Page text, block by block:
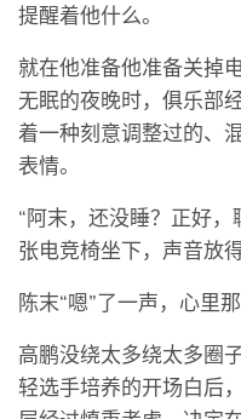
提醒着他什么。
就在他准备他准备关掉
无眠的夜晚时，俱乐部
着一种刻意调整过的、
表情。
“阿末，还没睡？正好
张电竞椅坐下，声音放得
陈末“嗯”了一声，心里
高鹏没绕太多绕太多圈
轻选手培养的开场白后